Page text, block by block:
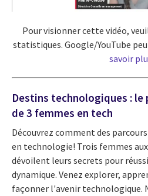
Pour visionner cette vidéo,
statistiques. Google/YouTube
savoir
Destins technologiques :
de 3 femmes en tech
Découvrez comment des
en technologie! Trois femmes
dévoilent leurs secrets pour
dynamique. Venez explorer,
façonner l'avenir technologique.